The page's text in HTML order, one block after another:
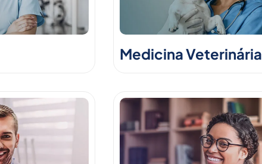
Medicina Veterinária